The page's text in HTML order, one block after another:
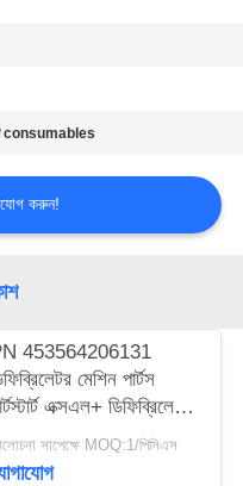
consumables
করুন!
453564206131
মেশিন পার্টস
এক্সএল+ ডিফিব্রিলেটর
সাপেক্ষে MOQ:1/পিসিএস